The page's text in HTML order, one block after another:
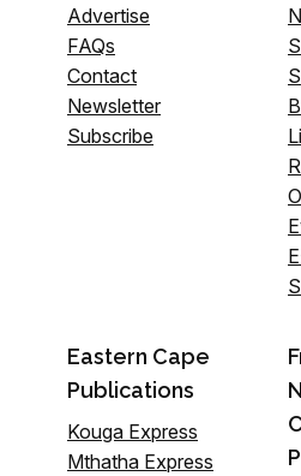
Advertise
FAQs
Contact
Newsletter
Subscribe
Eastern Cape
Publications
Kouga Express
Mthatha Express